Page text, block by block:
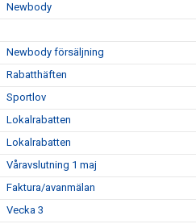
Newbody
Newbody försäljning
Rabatthäften
Sportlov
Lokalrabatten
Lokalrabatten
Våravslutning 1 maj
Faktura/avanmälan
Vecka 3